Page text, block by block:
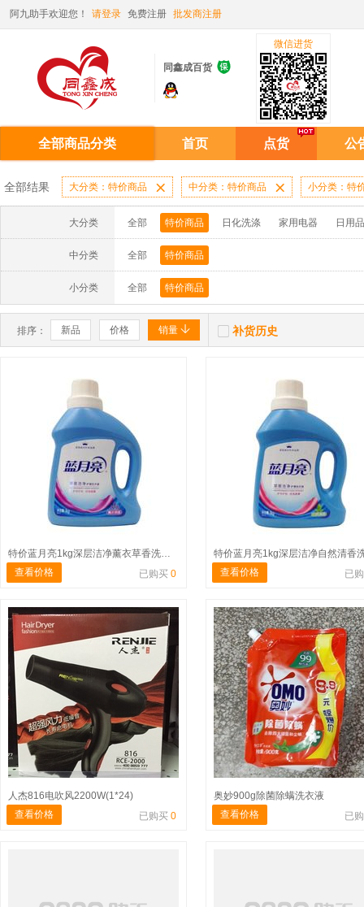
阿九助手欢迎您！ 请登录 免费注册 批发商注册
同鑫成百货 
微信进货
全部商品分类 首页 点货 公
全部结果 大分类：特价商品  中分类：特价商品  小分类：特
大分类 全部 特价商品 日化洗涤 家用电器 日用品
中分类 全部 特价商品
小分类 全部 特价商品
排序： 新品 价格 销量   补货历史
特价蓝月亮1kg深层洁净薰衣草香洗衣液
查看价格
已购买 0 查看价格 已
人杰816电吹风2200W(1*24)
查看价格
已购买 0
奥妙900g除菌除螨洗衣液
查看价格
已